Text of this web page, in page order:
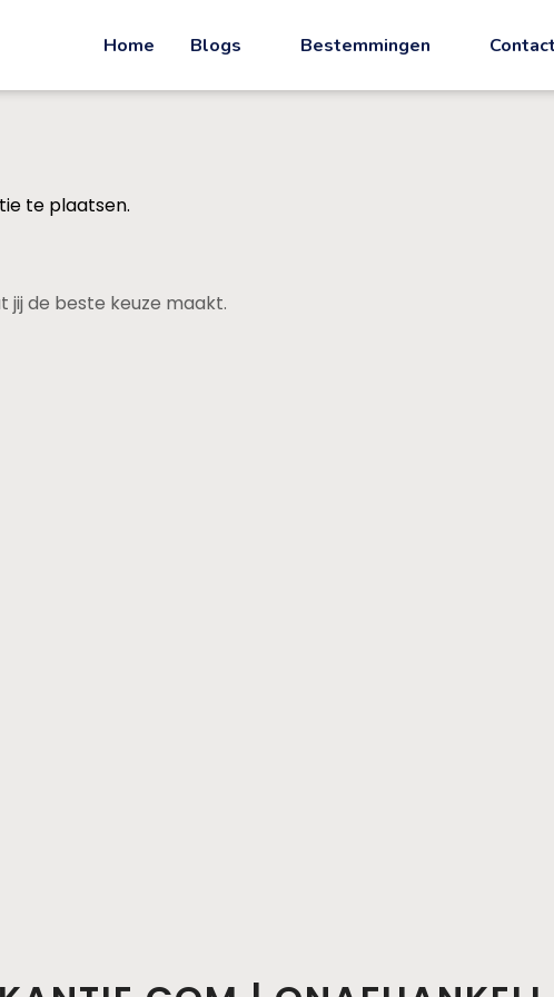
Home Blogs Bestemmingen
te plaatsen.
jij de beste keuze maakt.